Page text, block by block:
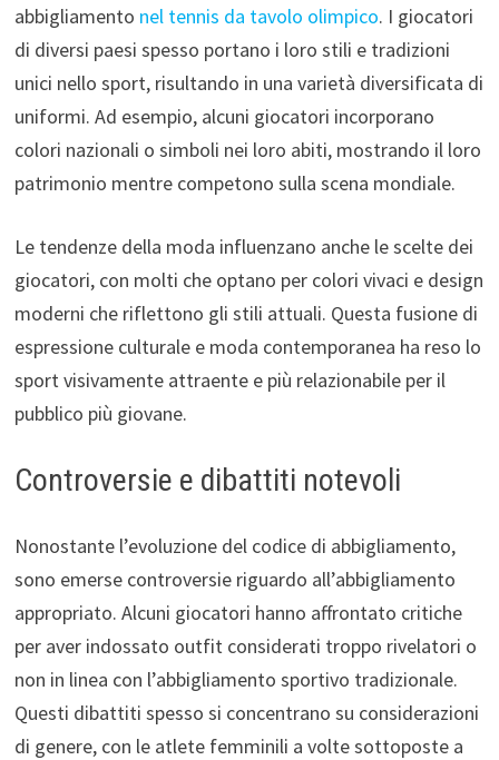
abbigliamento nel tennis da tavolo olimpico. I giocatori
di diversi paesi spesso portano i loro stili e tradizioni
unici nello sport, risultando in una varietà diversificata di
uniformi. Ad esempio, alcuni giocatori incorporano
colori nazionali o simboli nei loro abiti, mostrando il loro
patrimonio mentre competono sulla scena mondiale.
Le tendenze della moda influenzano anche le scelte dei
giocatori, con molti che optano per colori vivaci e design
moderni che riflettono gli stili attuali. Questa fusione di
espressione culturale e moda contemporanea ha reso lo
sport visivamente attraente e più relazionabile per il
pubblico più giovane.
Controversie e dibattiti notevoli
Nonostante l’evoluzione del codice di abbigliamento,
sono emerse controversie riguardo all’abbigliamento
appropriato. Alcuni giocatori hanno affrontato critiche
per aver indossato outfit considerati troppo rivelatori o
non in linea con l’abbigliamento sportivo tradizionale.
Questi dibattiti spesso si concentrano su considerazioni
di genere, con le atlete femminili a volte sottoposte a